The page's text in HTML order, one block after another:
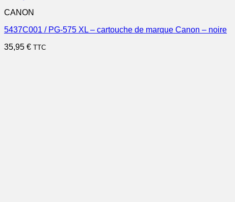
CANON
5437C001 / PG-575 XL – cartouche de marque Canon – noire
35,95 € TTC